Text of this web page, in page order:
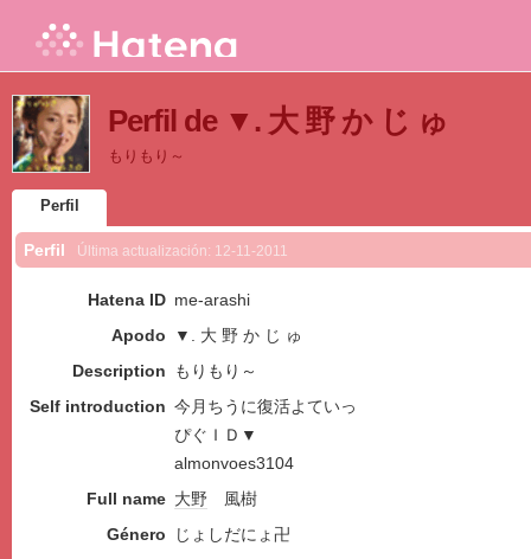
Perfil de ▼. 大 野 か じ ゅ
もりもり～
Perfil
Perfil Última actualización: 12-11-2011
Hatena ID me-arashi
Apodo
▼. 大 野 か じ ゅ
Description
もりもり～
Self introduction 今月ちうに復活よていっ
ぴぐＩＤ▼
almonvoes3104
Full name 大野 風樹
Género
じょしだにょ卍